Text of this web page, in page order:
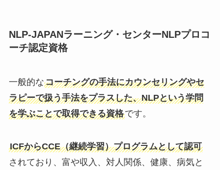
NLP-JAPANラーニング・センターNLPプロコ
ーチ認定資格
一般的なコーチングの手法にカウンセリングやセ
ラピーで扱う手法をプラスした、NLPという学問
を学ぶことで取得できる資格です。
ICFからCCE（継続学習）プログラムとして認可
されており、富や収入、対人関係、健康、病気と